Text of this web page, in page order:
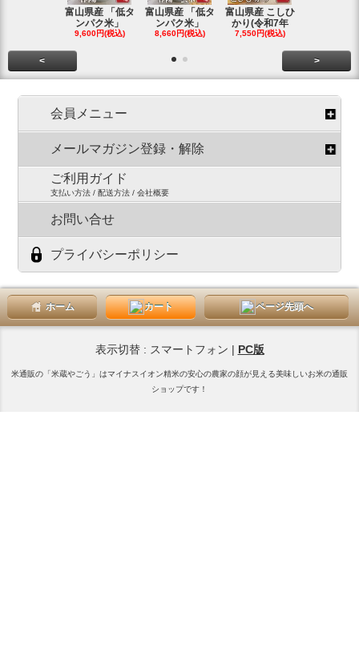
富山県産 「低タ
ンパク米」
9,600円(税込)
富山県産 「低タ
ンパク米」
8,660円(税込)
富山県産 こしひ
かり(令和7年
7,550円(税込)
< >
会員メニュー
メールマガジン登録・解除
ご利用ガイド
支払い方法 / 配送方法 / 会社概要
お問い合せ
プライバシーポリシー
ホーム カート ページ先頭へ
表示切替 : スマートフォン | PC版
米通販の「米蔵やごう」はマイナスイオン精米の安心の農家の顔が見える美味しいお米の通販
ショップです！